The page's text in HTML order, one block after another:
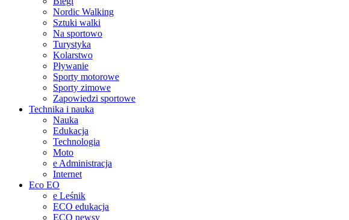
Nordic Walking
Sztuki walki
Na sportowo
Turystyka
Kolarstwo
Pływanie
Sporty motorowe
Sporty zimowe
Zapowiedzi sportowe
Technika i nauka
Nauka
Edukacja
Technologia
Moto
e Administracja
Internet
Eco EO
e Leśnik
ECO edukacja
ECO newsy